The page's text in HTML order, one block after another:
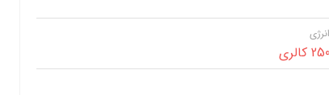
انرژی
250 کالری